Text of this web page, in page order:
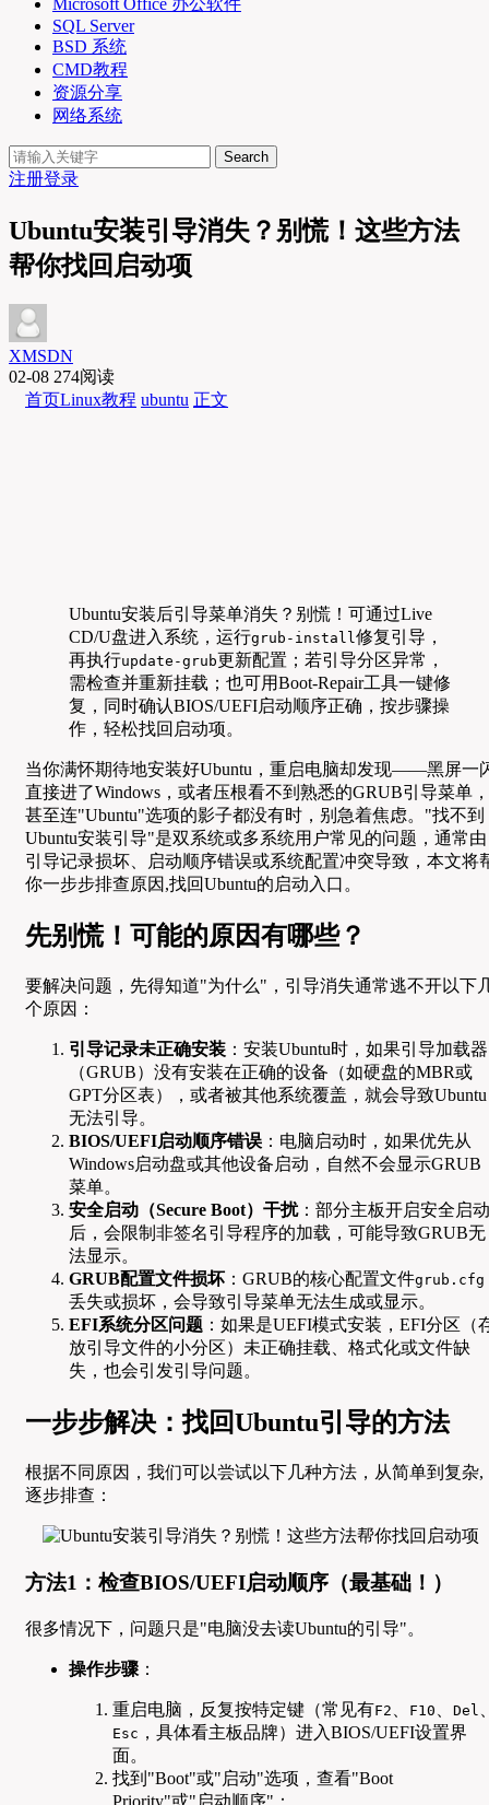
SQL Server
BSD 系统
CMD教程
资源分享
网络系统
Search
注册登录
Ubuntu安装引导消失？别慌！这些方法
帮你找回启动项
XMSDN
02-08 274阅读
首页Linux教程 ubuntu 正文
Ubuntu安装后引导菜单消失？别慌！可通过Live
CD/U盘进入系统，运行grub-install修复引导，
再执行update-grub更新配置；若引导分区异常，
需检查并重新挂载；也可用Boot-Repair工具一键修
复，同时确认BIOS/UEFI启动顺序正确，按步骤操
作，轻松找回启动项。
当你满怀期待地安装好Ubuntu，重启电脑却发现——黑屏一
直接进了Windows，或者压根看不到熟悉的GRUB引导菜单，
甚至连"Ubuntu"选项的影子都没有时，别急着焦虑。"找不到
Ubuntu安装引导"是双系统或多系统用户常见的问题，通常由
引导记录损坏、启动顺序错误或系统配置冲突导致，本文将
你一步步排查原因,找回Ubuntu的启动入口。
先别慌！可能的原因有哪些？
要解决问题，先得知道"为什么"，引导消失通常逃不开以下
个原因：
引导记录未正确安装 ：安装Ubuntu时，如果引导加载器
（GRUB）没有安装在正确的设备（如硬盘的MBR或
GPT分区表），或者被其他系统覆盖，就会导致Ubuntu
无法引导。
BIOS/UEFI启动顺序错误 ：电脑启动时，如果优先从
Windows启动盘或其他设备启动，自然不会显示GRUB
菜单。
安全启动（Secure Boot）干扰：部分主板开启安全启动
后，会限制非签名引导程序的加载，可能导致GRUB无
法显示。
GRUB配置文件损坏 ：GRUB的核心配置文件grub.cfg
丢失或损坏，会导致引导菜单无法生成或显示。
EFI系统分区问题 ：如果是UEFI模式安装，EFI分区（
放引导文件的小分区）未正确挂载、格式化或文件缺
失，也会引发引导问题。
一步步解决：找回Ubuntu引导的方法
根据不同原因，我们可以尝试以下几种方法，从简单到复杂,
逐步排查：
方法1：检查BIOS/UEFI启动顺序（最基础！）
很多情况下，问题只是"电脑没去读Ubuntu的引导"。
操作步骤 ：
重启电脑，反复按特定键（常见有F2 F10 Del
Esc ，具体看主板品牌）进入BIOS/UEFI设置界
面。
找到"Boot"或"启动"选项，查看"Boot
Priority"或"启动顺序"：